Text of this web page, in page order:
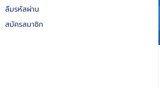
ลืมรหัสผ่าน
สมัครสมาชิก